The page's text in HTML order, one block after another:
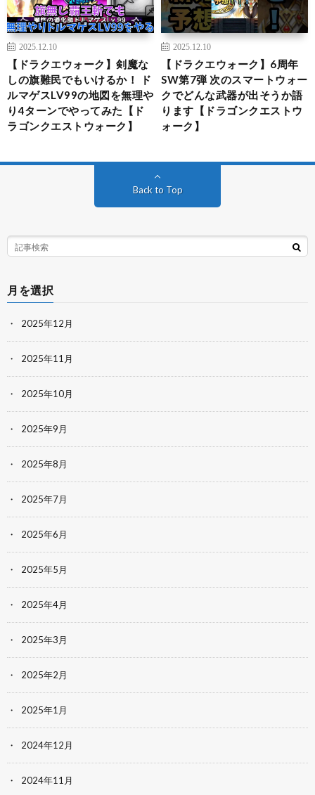
2025.12.10
【ドラクエウォーク】剣魔な
しの旗難民でもいけるか！ ド
ルマゲスLV99の地図を無理や
り4ターンでやってみた【ド
ラゴンクエストウォーク】
2025.12.10
【ドラクエウォーク】6周年
SW第7弾 次のスマートウォー
クでどんな武器が出そうか語
ります【ドラゴンクエストウ
ォーク】
Back to Top
月を選択
2025年12月
2025年11月
2025年10月
2025年9月
2025年8月
2025年7月
2025年6月
2025年5月
2025年4月
2025年3月
2025年2月
2025年1月
2024年12月
2024年11月